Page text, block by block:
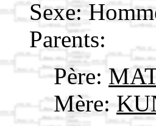
Sexe:
Parents:
Père:
Mère: